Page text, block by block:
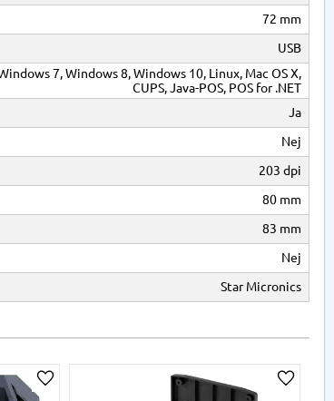
72 mm
USB
7, Windows 8, Windows 10, Linux, Mac OS X,
CUPS, Java-POS, POS for .NET
Ja
Nej
203 dpi
80 mm
83 mm
Nej
Star Micronics
Lägg till i önskelista Lägg